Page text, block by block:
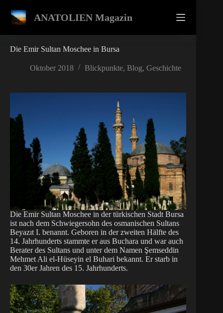
Inhalt
springen
ANATOLIEN Magazin
Die Emir Sultan Moschee in Bursa
Oktober 2018 Blickpunkte, Blog, Geschichte
Die Emir Sultan Moschee in der türkischen Stadt Bursa
ist nach dem Schwiegersohn des osmanischen Sultans
Beyazıt I. benannt. Geboren in der zweiten Hälfte des
14. Jahrhunderts stammte er aus Buchara und war auch
Berater des Sultans und unter dem Namen Şemseddin
Mehmet Ali el-Hüseyin el Buhari bekannt. Er starb in
den 30er Jahren des 15. Jahrhunderts.